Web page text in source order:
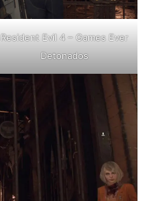
Resident Evil 4 – Games Ever
Detonados